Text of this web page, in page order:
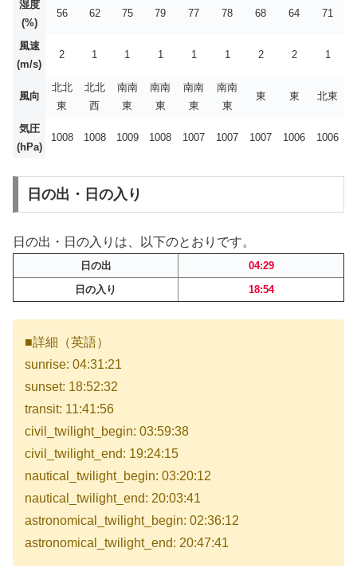
湿度
(%)
56 62 75 79 77 78 68 64 71
風速
(m/s)
2 1 1 1 1 1 2 2 1
風向
北北
東
北北
西
南南
東
南南
東
南南
東
南南
東
東 東 北東
気圧
(hPa)
1008 1008 1009 1008 1007 1007 1007 1006 1006
日の出・日の入り
日の出・日の入りは、以下のとおりです。
日の出
04:29
日の入り
18:54
■詳細（英語）
sunrise: 04:31:21
sunset: 18:52:32
transit: 11:41:56
civil_twilight_begin: 03:59:38
civil_twilight_end: 19:24:15
nautical_twilight_begin: 03:20:12
nautical_twilight_end: 20:03:41
astronomical_twilight_begin: 02:36:12
astronomical_twilight_end: 20:47:41